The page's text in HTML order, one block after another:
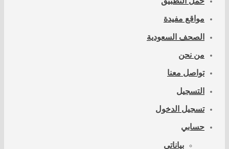
مواقع مفيدة
الصحف السعودية
من نحن
تواصل معنا
التسجيل
تسجيل الدخول
حسابي
بياناتي